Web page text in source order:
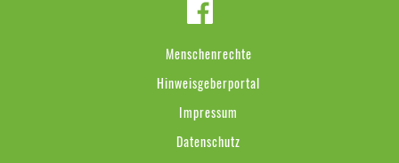
Menschenrechte
Hinweisgeberportal
Impressum
Datenschutz